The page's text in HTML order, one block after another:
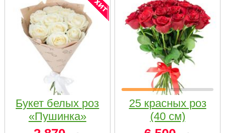
Букет белых роз
«Пушинка»
25 красных роз
(40 см)